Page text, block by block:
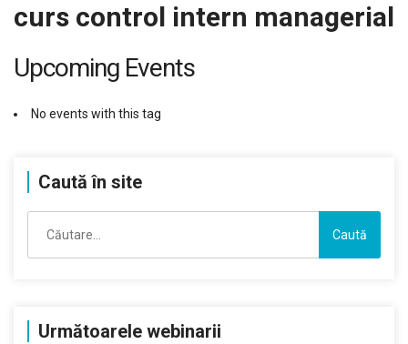
curs control intern managerial
Upcoming Events
No events with this tag
Caută în site
după:
Următoarele webinarii